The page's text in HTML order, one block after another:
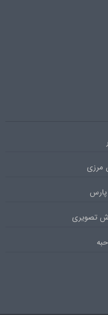
مرزی
تصویری